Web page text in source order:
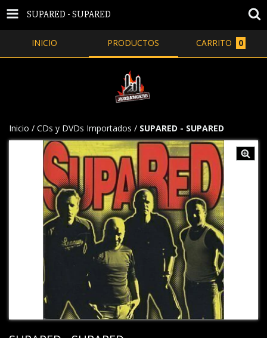
SUPARED - SUPARED
INICIO PRODUCTOS CARRITO 0
Inicio / CDs y DVDs Importados / SUPARED - SUPARED